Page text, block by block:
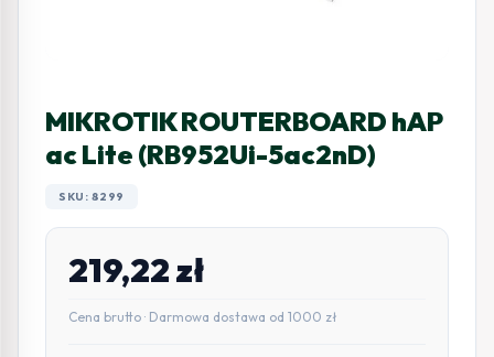
MIKROTIK ROUTERBOARD hAP
ac Lite (RB952Ui-5ac2nD)
SKU: 8299
219,22zł
Cena brutto · Darmowa dostawa od 1000 zł